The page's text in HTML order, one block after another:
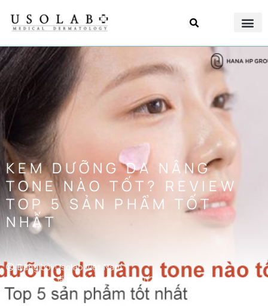
KEM DƯỠNG DA NÂNG
TONE NÀO TỐT? REVIEW
TOP 5 SẢN PHẨM TỐT
NHẤT
Đăng bởiUsolab Việt Nam
Cập nhật lần cuối:Tháng 5 5, 2025